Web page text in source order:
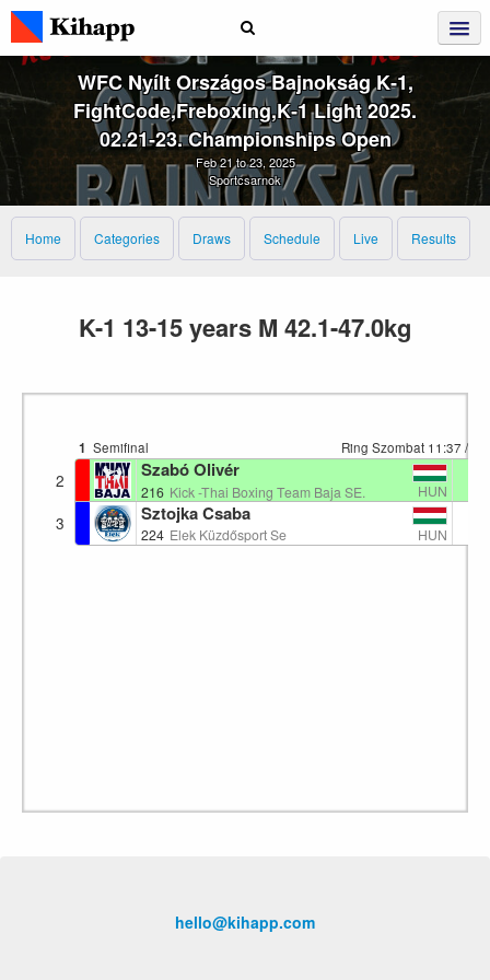
WFC Nyílt Országos Bajnokság K‑1,
FightCode,Freboxing,K‑1 Light 2025.
02.21‑23. Championships Open
Feb 21 to 23, 2025
Sportcsarnok
Home Categories Draws Schedule Live Results
K-1 13-15 years M 42.1-47.0kg
1 Semifinal Ring Szombat 11:37 /
2 Szabó Olivér
216 Kick -Thai Boxing Team Baja SE. HUN
3 Sztojka Csaba
224 Elek Küzdősport Se HUN
hello@kihapp.com